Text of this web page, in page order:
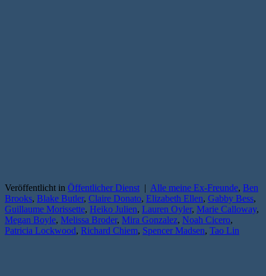
Veröffentlicht in Öffentlicher Dienst | Alle meine Ex-Freunde, Ben
Brooks, Blake Butler, Claire Donato, Elizabeth Ellen, Gabby Bess,
Guillaume Morissette, Heiko Julien, Lauren Oyler, Marie Calloway,
Megan Boyle, Melissa Broder, Mira Gonzalez, Noah Cicero,
Patricia Lockwood, Richard Chiem, Spencer Madsen, Tao Lin